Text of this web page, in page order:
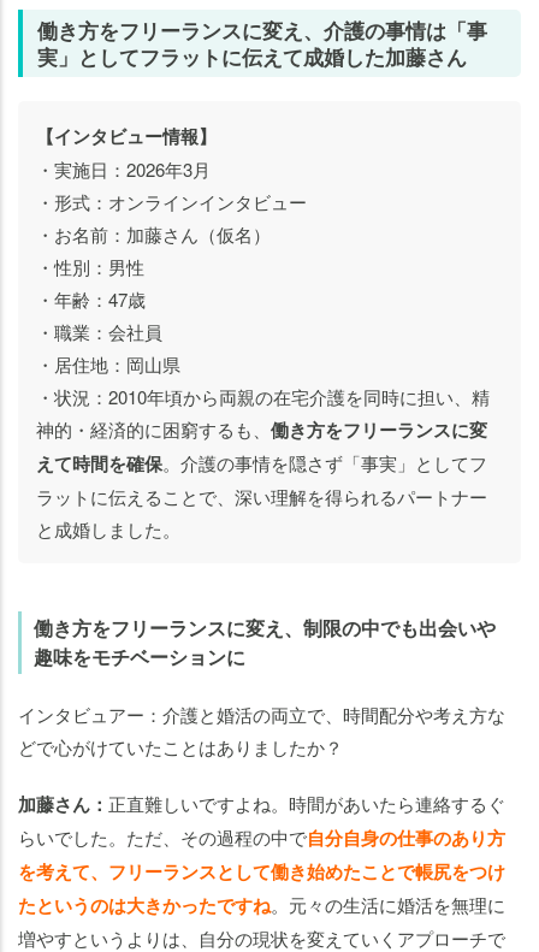
働き方をフリーランスに変え、介護の事情は「事
実」としてフラットに伝えて成婚した加藤さん
【インタビュー情報】
・実施日：2026年3月
・形式：オンラインインタビュー
・お名前：加藤さん（仮名）
・性別：男性
・年齢：47歳
・職業：会社員
・居住地：岡山県
・状況：2010年頃から両親の在宅介護を同時に担い、精
神的・経済的に困窮するも、 働き方をフリーランスに変
えて時間を確保。介護の事情を隠さず「事実」としてフ
ラットに伝えることで、深い理解を得られるパートナー
と成婚しました。
働き方をフリーランスに変え、制限の中でも出会いや
趣味をモチベーションに
インタビュアー：介護と婚活の両立で、時間配分や考え方な
どで心がけていたことはありましたか？
加藤さん： 正直難しいですよね。時間があいたら連絡するぐ
らいでした。ただ、その過程の中で自分自身の仕事のあり方
を考えて、フリーランスとして働き始めたことで帳尻をつけ
たというのは大きかったですね。元々の生活に婚活を無理に
増やすというよりは、自分の現状を変えていくアプローチで